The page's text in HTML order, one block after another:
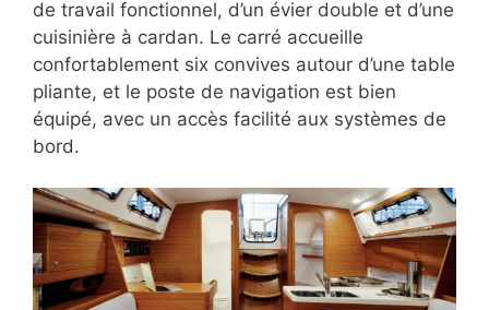
de travail fonctionnel, d’un évier double et d’une
cuisinière à cardan. Le carré accueille
confortablement six convives autour d’une table
pliante, et le poste de navigation est bien
équipé, avec un accès facilité aux systèmes de
bord.